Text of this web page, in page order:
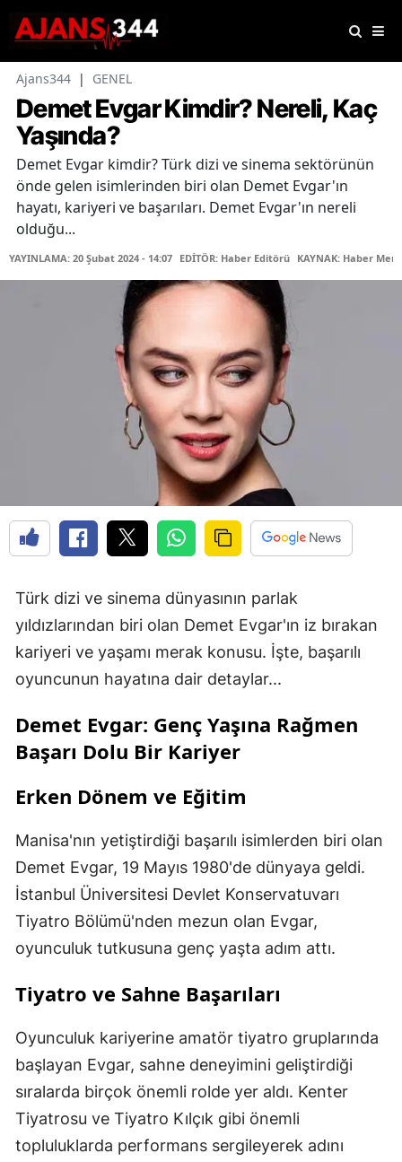
Ajans344 | GENEL
Demet Evgar Kimdir? Nereli, Kaç
Yaşında?
Demet Evgar kimdir? Türk dizi ve sinema sektörünün
önde gelen isimlerinden biri olan Demet Evgar'ın
hayatı, kariyeri ve başarıları. Demet Evgar'ın nereli
olduğu...
YAYINLAMA: 20 Şubat 2024 - 14:07 EDİTÖR: Haber Editörü KAYNAK: Haber
Türk dizi ve sinema dünyasının parlak
yıldızlarından biri olan Demet Evgar'ın iz bırakan
kariyeri ve yaşamı merak konusu. İşte, başarılı
oyuncunun hayatına dair detaylar...
Demet Evgar: Genç Yaşına Rağmen
Başarı Dolu Bir Kariyer
Erken Dönem ve Eğitim
Manisa'nın yetiştirdiği başarılı isimlerden biri olan
Demet Evgar, 19 Mayıs 1980'de dünyaya geldi.
İstanbul Üniversitesi Devlet Konservatuvarı
Tiyatro Bölümü'nden mezun olan Evgar,
oyunculuk tutkusuna genç yaşta adım attı.
Tiyatro ve Sahne Başarıları
Oyunculuk kariyerine amatör tiyatro gruplarında
başlayan Evgar, sahne deneyimini geliştirdiği
sıralarda birçok önemli rolde yer aldı. Kenter
Tiyatrosu ve Tiyatro Kılçık gibi önemli
topluluklarda performans sergileyerek adını